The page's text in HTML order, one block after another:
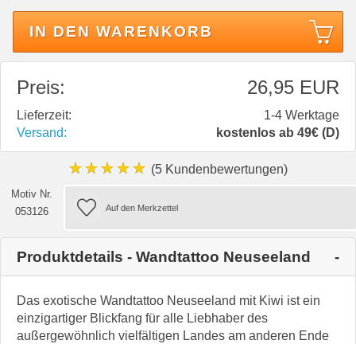
IN DEN WARENKORB
Preis: 26,95 EUR
Lieferzeit:
1-4 Werktage
Versand:
kostenlos ab 49€ (D)
★★★★★ (5 Kundenbewertungen)
Motiv Nr.
053126
Produktdetails - Wandtattoo Neuseeland
Das exotische Wandtattoo Neuseeland mit Kiwi ist ein
einzigartiger Blickfang für alle Liebhaber des
außergewöhnlich vielfältigen Landes am anderen Ende